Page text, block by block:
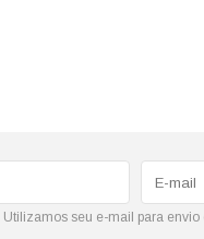
Utilizamos seu e-mail para envio